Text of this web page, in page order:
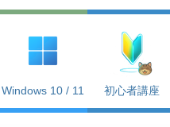
Windows 10 / 11 初心者講座